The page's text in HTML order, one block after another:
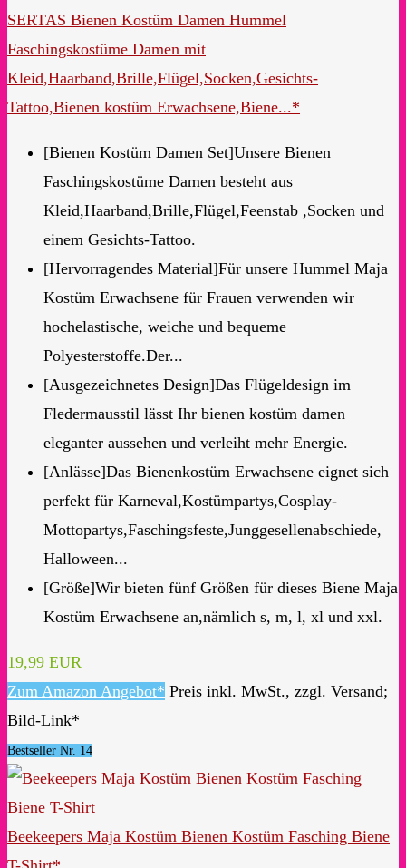
SERTAS Bienen Kostüm Damen Hummel
Faschingskostüme Damen mit
Kleid,Haarband,Brille,Flügel,Socken,Gesichts-
Tattoo,Bienen kostüm Erwachsene,Biene...*
[Bienen Kostüm Damen Set]Unsere Bienen
Faschingskostüme Damen besteht aus
Kleid,Haarband,Brille,Flügel,Feenstab ,Socken und
einem Gesichts-Tattoo.
[Hervorragendes Material]Für unsere Hummel Maja
Kostüm Erwachsene für Frauen verwenden wir
hochelastische, weiche und bequeme
Polyesterstoffe.Der...
[Ausgezeichnetes Design]Das Flügeldesign im
Fledermausstil lässt Ihr bienen kostüm damen
eleganter aussehen und verleiht mehr Energie.
[Anlässe]Das Bienenkostüm Erwachsene eignet sich
perfekt für Karneval,Kostümpartys,Cosplay-
Mottopartys,Faschingsfeste,Junggesellenabschiede,
Halloween...
[Größe]Wir bieten fünf Größen für dieses Biene Maja
Kostüm Erwachsene an,nämlich s, m, l, xl und xxl.
19,99 EUR
Zum Amazon Angebot* Preis inkl. MwSt., zzgl. Versand;
Bild-Link*
Bestseller Nr. 14
Beekeepers Maja Kostüm Bienen Kostüm Fasching Biene